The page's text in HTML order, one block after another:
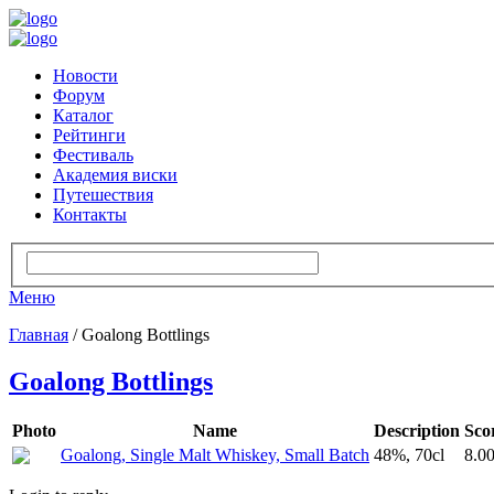
Новости
Форум
Каталог
Рейтинги
Фестиваль
Академия виски
Путешествия
Контакты
Меню
Главная / Goalong Bottlings
Goalong Bottlings
Photo Name Description
Goalong, Single Malt Whiskey, Small Batch 48%, 70cl 8.00